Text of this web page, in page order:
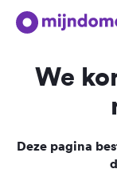
We
Deze pagina